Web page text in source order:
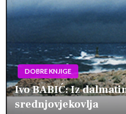
DOBRE KNJIGE
Ivo BABIĆ: Iz
srednjovjekovlja